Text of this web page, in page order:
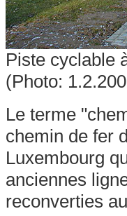
Piste cyclable
(Photo:
Le terme
chemin de fer
Luxembourg
anciennes
reconverties